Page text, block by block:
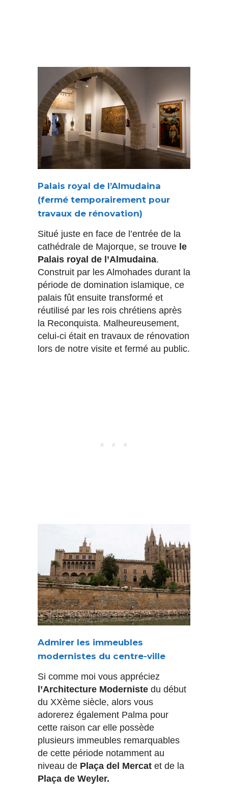
Palais royal de l’Almudaina
(fermé temporairement pour
travaux de rénovation)
Situé juste en face de l’entrée de la
cathédrale de Majorque, se trouve le
Palais royal de l’Almudaina.
Construit par les Almohades durant la
période de domination islamique, ce
palais fût ensuite transformé et
réutilisé par les rois chrétiens après
la Reconquista. Malheureusement,
celui-ci était en travaux de rénovation
lors de notre visite et fermé au public.
Admirer les immeubles
modernistes du centre-ville
Si comme moi vous appréciez
l’Architecture Moderniste du début
du XXème siècle, alors vous
adorerez également Palma pour
cette raison car elle possède
plusieurs immeubles remarquables
de cette période notamment au
niveau de Plaça del Mercat et de la
Plaça de Weyler.